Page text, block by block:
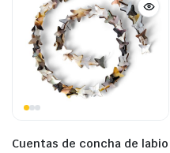
Cuentas de concha de labio